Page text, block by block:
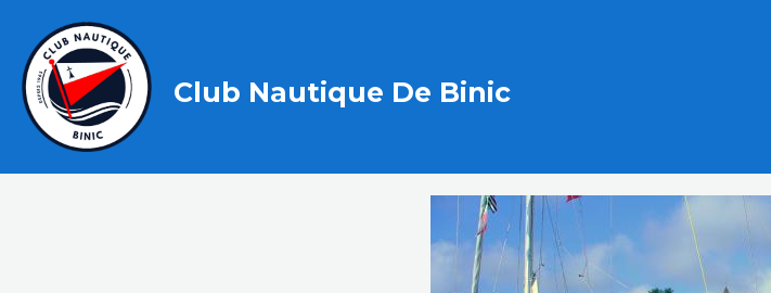
Club Nautique De Binic